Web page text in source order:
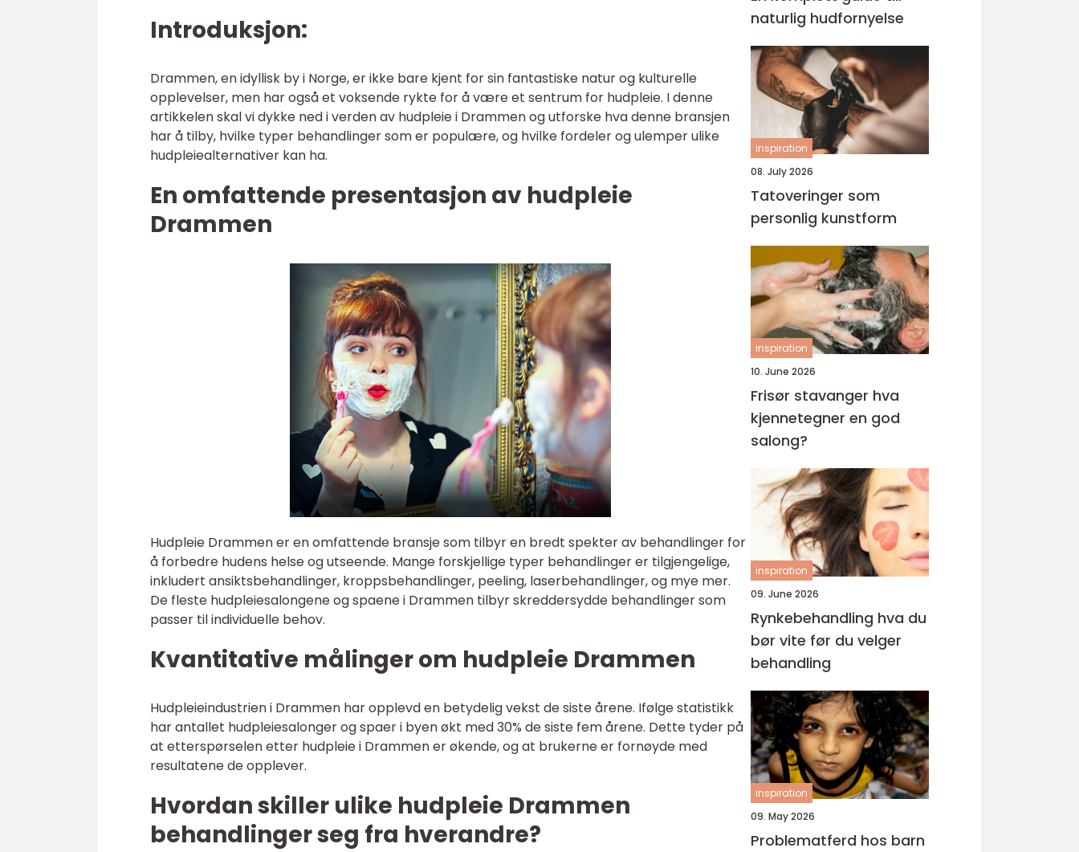
Introduksjon:
Drammen, en idyllisk by i Norge, er ikke bare kjent for sin fantastiske natur og kulturelle
opplevelser, men har også et voksende rykte for å være et sentrum for hudpleie. I denne
artikkelen skal vi dykke ned i verden av hudpleie i Drammen og utforske hva denne bransjen
har å tilby, hvilke typer behandlinger som er populære, og hvilke fordeler og ulemper ulike
hudpleiealternativer kan ha.
En omfattende presentasjon av hudpleie
Drammen
Hudpleie Drammen er en omfattende bransje som tilbyr en bredt spekter av behandlinger for
å forbedre hudens helse og utseende. Mange forskjellige typer behandlinger er tilgjengelige,
inkludert ansiktsbehandlinger, kroppsbehandlinger, peeling, laserbehandlinger, og mye mer.
De fleste hudpleiesalongene og spaene i Drammen tilbyr skreddersydde behandlinger som
passer til individuelle behov.
Kvantitative målinger om hudpleie Drammen
Hudpleieindustrien i Drammen har opplevd en betydelig vekst de siste årene. Ifølge statistikk
har antallet hudpleiesalonger og spaer i byen økt med 30% de siste fem årene. Dette tyder på
at etterspørselen etter hudpleie i Drammen er økende, og at brukerne er fornøyde med
resultatene de opplever.
Hvordan skiller ulike hudpleie Drammen
behandlinger seg fra hverandre?
naturlig hudfornyelse
inspiration
08. July 2026
Tatoveringer som
personlig kunstform
inspiration
10. June 2026
Frisør stavanger hva
kjennetegner en god
salong?
inspiration
09. June 2026
Rynkebehandling hva du
bør vite før du velger
behandling
inspiration
09. May 2026
Problematferd hos barn